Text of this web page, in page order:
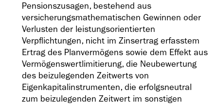
Pensionszusagen, bestehend aus
versicherungsmathematischen Gewinnen oder
Verlusten der leistungsorientierten
Verpflichtungen, nicht im Zinsertrag erfasstem
Ertrag des Planvermögens sowie dem Effekt aus
Vermögenswertlimitierung, die Neubewertung
des beizulegenden Zeitwerts von
Eigenkapitalinstrumenten, die erfolgsneutral
zum beizulegenden Zeitwert im sonstigen